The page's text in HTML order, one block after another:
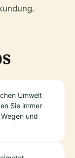
Umwelt
Sie immer
und